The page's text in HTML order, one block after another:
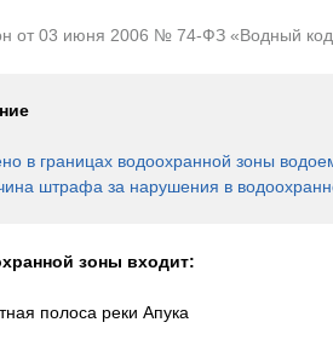
от 03 июня 2006 № 74-ФЗ «Водный
в границах водоохранной зоны
штрафа за нарушения в
зоны входит:
полоса реки Апука